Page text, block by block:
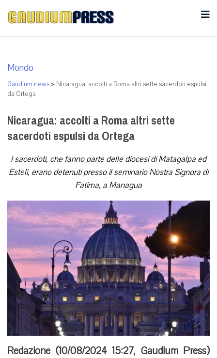
Mondo
Gaudium news > Nicaragua: accolti a Roma altri sette sacerdoti espulsi
da Ortega
Nicaragua: accolti a Roma altri sette
sacerdoti espulsi da Ortega
I sacerdoti, che fanno parte delle diocesi di Matagalpa ed
Esteli, erano detenuti presso il seminario Nostra Signora di
Fatima, a Managua
Redazione (10/08/2024 15:27, Gaudium Press)